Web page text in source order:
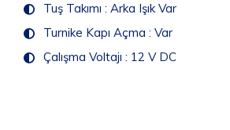
Tuş Takımı : Arka Işık Var
Turnike Kapı Açma : Var
Çalışma Voltajı : 12 V DC